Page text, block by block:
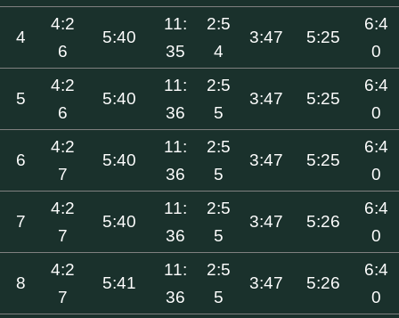
4
4:2
6
5:40
11:
35
2:5
4
3:47 5:25
6:4
0
5
4:2
6
5:40
11:
36
2:5
5
3:47 5:25
6:4
0
6
4:2
7
5:40
11:
36
2:5
5
3:47 5:25
6:4
0
7
4:2
7
5:40
11:
36
2:5
5
3:47 5:26
6:4
0
8
4:2
7
5:41
11:
36
2:5
5
3:47 5:26
6:4
0